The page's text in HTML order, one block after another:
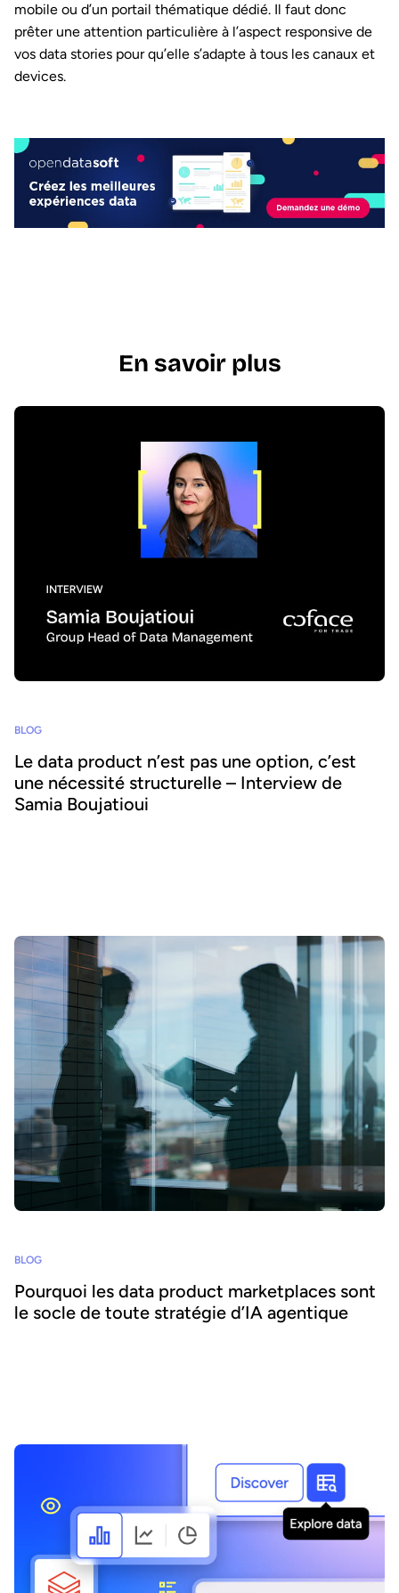
mobile ou d’un portail thématique dédié. Il faut donc
prêter une attention particulière à l’aspect responsive de
vos data stories pour qu’elle s’adapte à tous les canaux et
devices.
En savoir plus
BLOG
Le data product n’est pas une option, c’est
une nécessité structurelle – Interview de
Samia Boujatioui
BLOG
Pourquoi les data product marketplaces sont
le socle de toute stratégie d’IA agentique